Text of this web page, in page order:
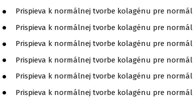
Prispieva k normálnej tvorbe kolagénu pre
Prispieva k normálnej tvorbe kolagénu pre
Prispieva k normálnej tvorbe kolagénu pre
Prispieva k normálnej tvorbe kolagénu pre
Prispieva k normálnej tvorbe kolagénu pre
Prispieva k normálnej tvorbe kolagénu pre